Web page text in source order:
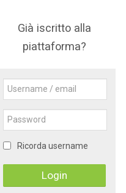
Già iscritto alla
piattaforma?
Username
email
Password
Ricorda username